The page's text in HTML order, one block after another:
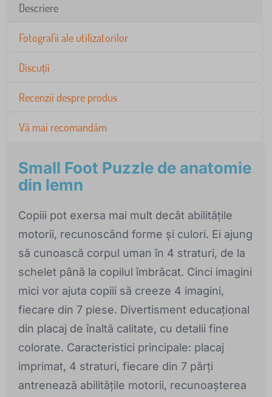
Descriere
Fotografii ale utilizatorilor
Discuții
Recenzii despre produs
Vă mai recomandăm
Small Foot Puzzle de anatomie
din lemn
Copiii pot exersa mai mult decât abilitățile
motorii, recunoscând forme și culori. Ei ajung
să cunoască corpul uman în 4 straturi, de la
schelet până la copilul îmbrăcat. Cinci imagini
mici vor ajuta copiii să creeze 4 imagini,
fiecare din 7 piese. Divertisment educațional
din placaj de înaltă calitate, cu detalii fine
colorate. Caracteristici principale: placaj
imprimat, 4 straturi, fiecare din 7 părți
antrenează abilitățile motorii, recunoașterea